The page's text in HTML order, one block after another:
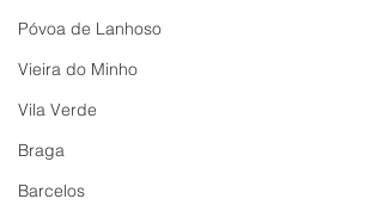
Póvoa de Lanhoso
Vieira do Minho
Vila Verde
Braga
Barcelos